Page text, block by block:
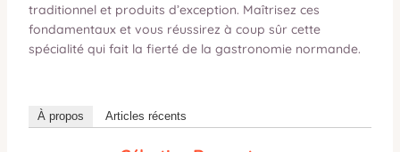
traditionnel et produits d’exception. Maîtrisez ces
fondamentaux et vous réussirez à coup sûr cette
spécialité qui fait la fierté de la gastronomie normande.
À propos Articles récents